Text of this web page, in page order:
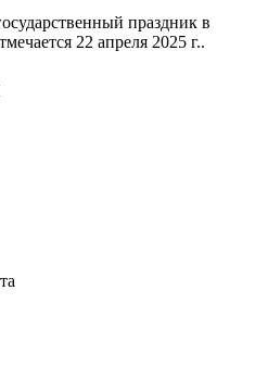
праздник в
22 апреля 2025 г..